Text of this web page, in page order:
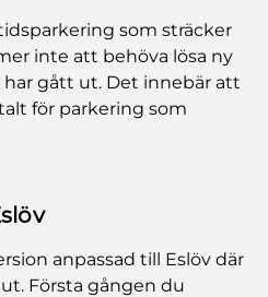
som sträcker
inte att behöva lösa ny
gått ut. Det innebär att
för parkering som
anpassad till Eslöv där
Första gången du